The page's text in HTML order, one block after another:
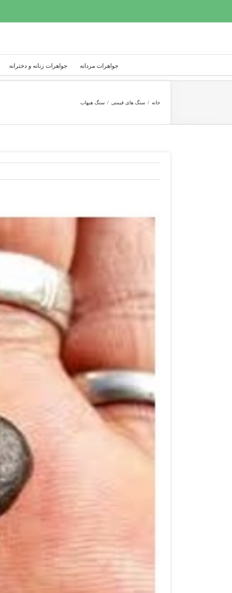
content
جواهرات مردانه جواهرات زنانه و دخترانه
خانه / سنگ های قیمتی / سنگ هبهاب